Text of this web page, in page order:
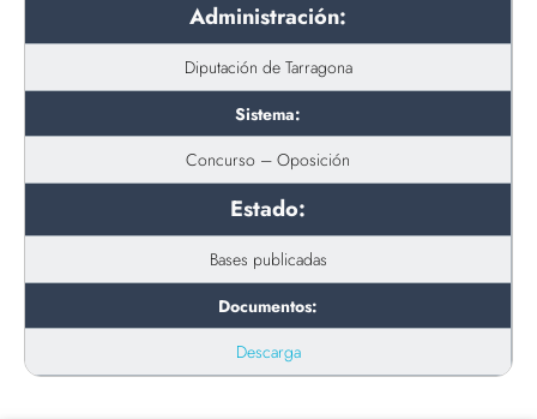
Administración:
Diputación de Tarragona
Sistema:
Concurso – Oposición
Estado:
Bases publicadas
Documentos:
Descarga